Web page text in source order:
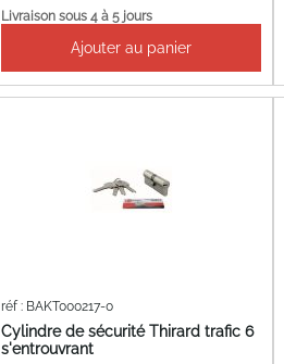
Livraison sous 4 à 5 jours
Ajouter au panier
Cylindre de sécurité Thirard trafic 6
s'entrouvrant
réf : BAKT000217-0